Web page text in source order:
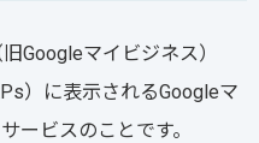
Googleマイビジネス）
）に表示されるGoogleマ
ービスのことです。